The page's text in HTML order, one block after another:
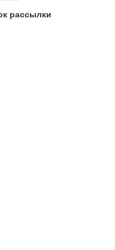
рассылки